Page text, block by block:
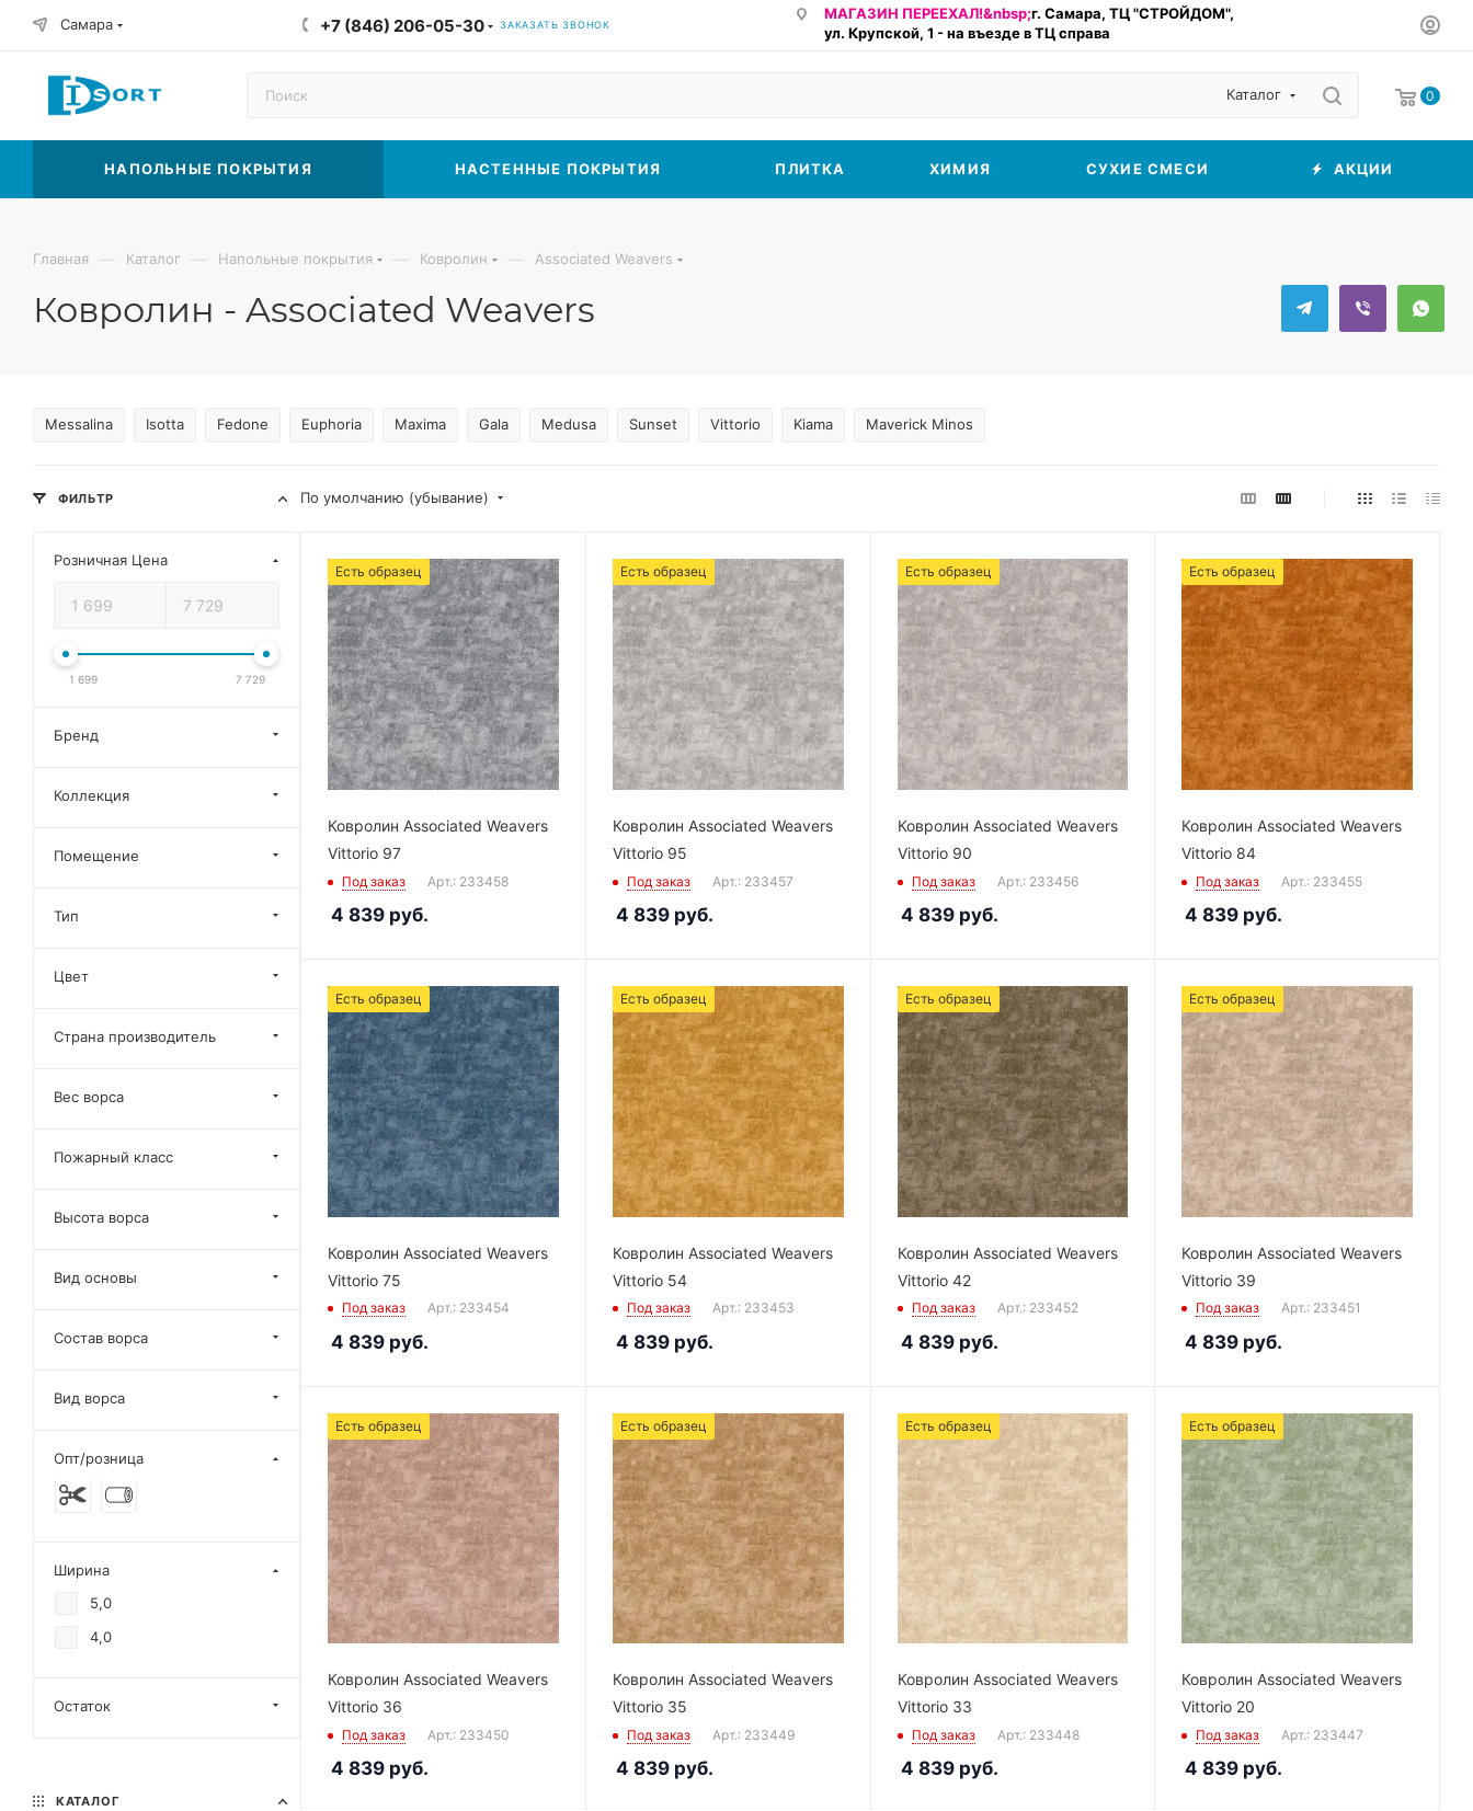
Самара +7 (846) 206-05-30 ЗАКАЗАТЬ ЗВОНОК
МАГАЗИН ПЕРЕЕХАЛ!&nbsp;г. Самара, ТЦ "СТРОЙДОМ",
ул. Крупской, 1 - на въезде в ТЦ справа
Каталог 0
НАПОЛЬНЫЕ ПОКРЫТИЯ НАСТЕННЫЕ ПОКРЫТИЯ ПЛИТКА ХИМИЯ СУХИЕ СМЕСИ АКЦИИ
Главная — Каталог — Напольные покрытия — Ковролин — Associated Weavers
Ковролин - Associated Weavers
Messalina Isotta Fedone Euphoria Maxima Gala Medusa Sunset Vittorio Kiama Maverick Minos
По умолчанию (убывание)
Есть образец
Ковролин Associated Weavers
Vittorio 97
Под заказ Арт.: 233458
4 839 руб.
Есть образец
Ковролин Associated Weavers
Vittorio 95
Под заказ Арт.: 233457
4 839руб.
Есть образец
Ковролин Associated Weavers
Vittorio 90
Под заказ Арт.: 233456
4 839руб.
Есть образец
Ковролин Associated Weavers
Vittorio 84
Под заказ Арт.: 233455
4 839 руб.
Есть образец
Ковролин Associated Weavers
Vittorio 75
Под заказ Арт.: 233454
4 839 руб.
Есть образец
Ковролин Associated Weavers
Vittorio 54
Под заказ Арт.: 233453
4 839руб.
Есть образец
Ковролин Associated Weavers
Vittorio 42
Под заказ Арт.: 233452
4 839руб.
Есть образец
Ковролин Associated Weavers
Vittorio 39
Под заказ Арт.: 233451
4 839 руб.
Есть образец
Ковролин Associated Weavers
Vittorio 36
Под заказ Арт.: 233450
4 839 руб.
Есть образец
Ковролин Associated Weavers
Vittorio 35
Под заказ Арт.: 233449
4 839руб.
Есть образец
Ковролин Associated Weavers
Vittorio 33
Под заказ Арт.: 233448
4 839руб.
Есть образец
Ковролин Associated Weavers
Vittorio 20
Под заказ Арт.: 233447
4 839 руб.
ФИЛЬТР
Розничная Цена
1 699 7 729
Бренд
Коллекция
Помещение
Тип
Цвет
Страна производитель
Вес ворса
Пожарный класс
Высота ворса
Вид основы
Состав ворса
Вид ворса
Опт/розница
Ширина
5,0
4,0
Остаток
КАТАЛОГ